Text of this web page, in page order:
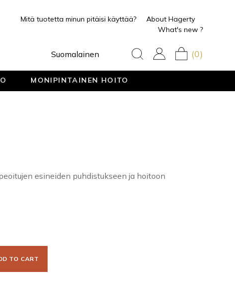
Mitä tuotetta minun pitäisi käyttää?
About Hagerty
What's new ?
Suomalainen (0)
MONIPINTAINEN HOITO
esineiden puhdistukseen ja hoitoon
TO CART